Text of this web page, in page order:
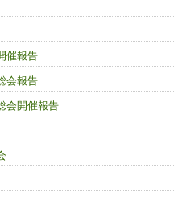
催報告
会報告
会開催報告